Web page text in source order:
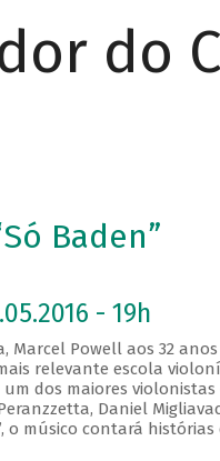
do
Baden”
- 19h
Marcel Powell aos 32
relevante escola
dos maiores
Daniel
o músico contará